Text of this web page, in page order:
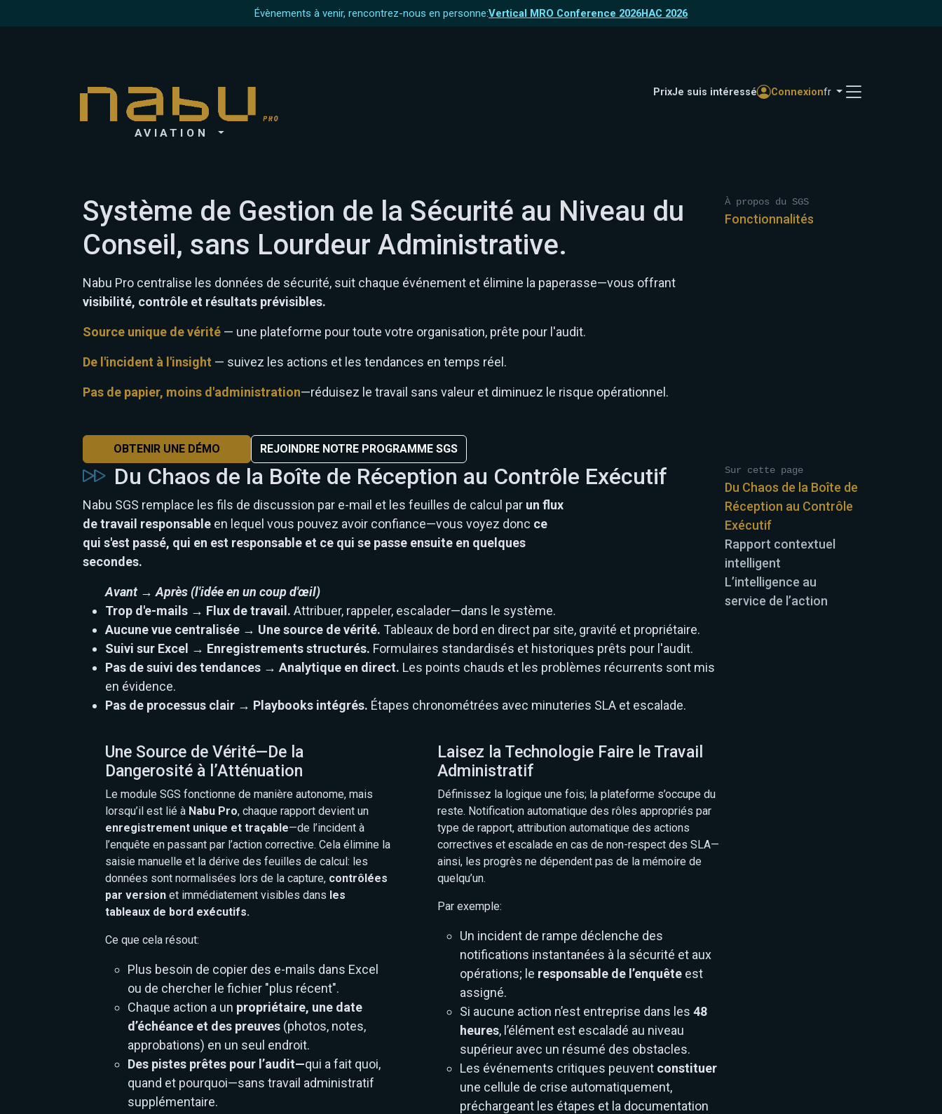
Évènements à venir, rencontrez-nous en personne:Vertical MRO Conference 2026HAC 2026
AVIATION
PrixJe suis intéressé Connexionfr
Système de Gestion de la Sécurité au Niveau du
Conseil, sans Lourdeur Administrative.
Nabu Pro centralise les données de sécurité, suit chaque événement et élimine la paperasse—vous offrant
visibilité, contrôle et résultats prévisibles.
Source unique de vérité — une plateforme pour toute votre organisation, prête pour l'audit.
De l'incident à l'insight — suivez les actions et les tendances en temps réel.
Pas de papier, moins d'administration—réduisez le travail sans valeur et diminuez le risque opérationnel.
OBTENIR UNE DÉMO REJOINDRE NOTRE PROGRAMME SGS
À propos du SGS
Fonctionnalités
Sur cette page
Du Chaos de la Boîte de
Réception au Contrôle
Exécutif
Rapport contextuel
intelligent
L’intelligence au
service de l’action
Du Chaos de la Boîte de Réception au Contrôle Exécutif
Nabu SGS remplace les fils de discussion par e-mail et les feuilles de calcul par un flux
de travail responsable en lequel vous pouvez avoir confiance—vous voyez donc ce
qui s'est passé, qui en est responsable et ce qui se passe ensuite en quelques
secondes.
Avant → Après (l'idée en un coup d'œil)
Trop d'e-mails → Flux de travail. Attribuer, rappeler, escalader—dans le système.
Aucune vue centralisée → Une source de vérité. Tableaux de bord en direct par site, gravité et propriétaire.
Suivi sur Excel → Enregistrements structurés. Formulaires standardisés et historiques prêts pour l'audit.
Pas de suivi des tendances → Analytique en direct. Les points chauds et les problèmes récurrents sont mis
en évidence.
Pas de processus clair → Playbooks intégrés. Étapes chronométrées avec minuteries SLA et escalade.
Une Source de Vérité—De la
Dangerosité à l’Atténuation
Le module SGS fonctionne de manière autonome, mais
lorsqu’il est lié à Nabu Pro, chaque rapport devient un
enregistrement unique et traçable—de l’incident à
l’enquête en passant par l’action corrective. Cela élimine la
saisie manuelle et la dérive des feuilles de calcul: les
données sont normalisées lors de la capture, contrôlées
par version et immédiatement visibles dans les
tableaux de bord exécutifs.
Ce que cela résout:
Plus besoin de copier des e-mails dans Excel
ou de chercher le fichier "plus récent".
Chaque action a un propriétaire, une date
d’échéance et des preuves (photos, notes,
approbations) en un seul endroit.
Des pistes prêtes pour l’audit—qui a fait quoi,
quand et pourquoi—sans travail administratif
supplémentaire.
Laisez la Technologie Faire le Travail
Administratif
Définissez la logique une fois; la plateforme s’occupe du
reste. Notification automatique des rôles appropriés par
type de rapport, attribution automatique des actions
correctives et escalade en cas de non-respect des SLA—
ainsi, les progrès ne dépendent pas de la mémoire de
quelqu’un.
Par exemple:
Un incident de rampe déclenche des
notifications instantanées à la sécurité et aux
opérations; le responsable de l’enquête est
assigné.
Si aucune action n’est entreprise dans les 48
heures, l’élément est escaladé au niveau
supérieur avec un résumé des obstacles.
Les événements critiques peuvent constituer
une cellule de crise automatiquement,
préchargeant les étapes et la documentation